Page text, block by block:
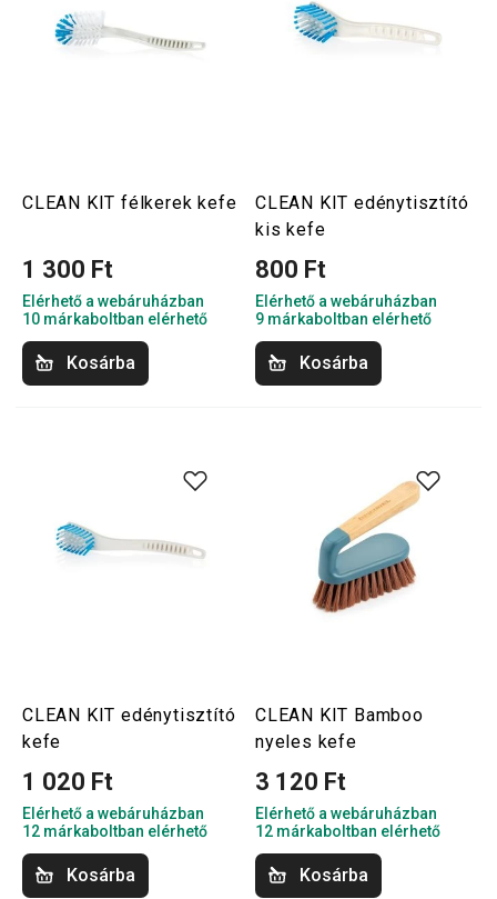
CLEAN KIT félkerek kefe
1 300 Ft
Elérhető a webáruházban
10 márkaboltban elérhető
Kosárba
CLEAN KIT edénytisztító
kis kefe
800 Ft
Elérhető a webáruházban
9 márkaboltban elérhető
Kosárba
CLEAN KIT edénytisztító
kefe
1 020 Ft
Elérhető a webáruházban
12 márkaboltban elérhető
Kosárba
CLEAN KIT Bamboo
nyeles kefe
3 120 Ft
Elérhető a webáruházban
12 márkaboltban elérhető
Kosárba